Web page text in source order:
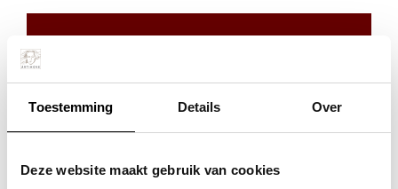
Toestemming Details Over
Deze website maakt gebruik van cookies
Doordeweeks voor 13.00 uur besteld, de volgende werkdag